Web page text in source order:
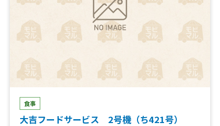
食事
大吉フードサービス 2号機（ち421号）